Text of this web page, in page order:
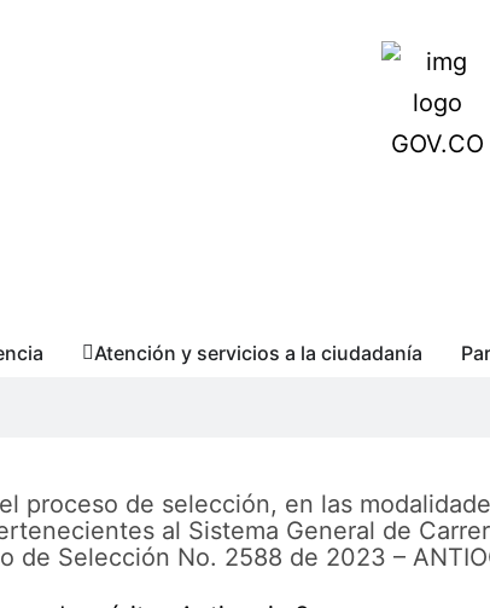
Atención y servicios a la ciudadanía
proceso de selección, en las
al Sistema General de
de Selección No. 2588 de 2023 –